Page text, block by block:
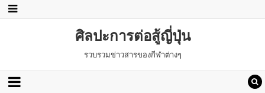
ศิลปะการต่อสู้ญี่ปุ่น
รวบรวมข่าวสารของกีฬาต่างๆ